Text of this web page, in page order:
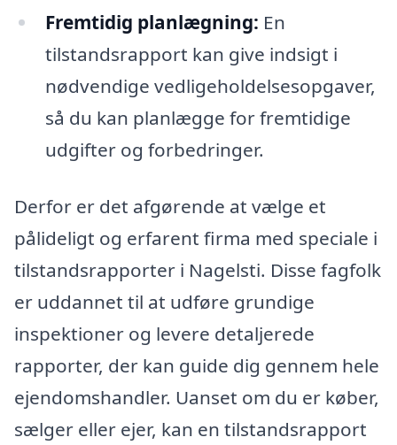
Fremtidig planlægning: En
tilstandsrapport kan give indsigt i
nødvendige vedligeholdelsesopgaver,
så du kan planlægge for fremtidige
udgifter og forbedringer.
Derfor er det afgørende at vælge et
pålideligt og erfarent firma med speciale i
tilstandsrapporter i Nagelsti. Disse fagfolk
er uddannet til at udføre grundige
inspektioner og levere detaljerede
rapporter, der kan guide dig gennem hele
ejendomshandler. Uanset om du er køber,
sælger eller ejer, kan en tilstandsrapport